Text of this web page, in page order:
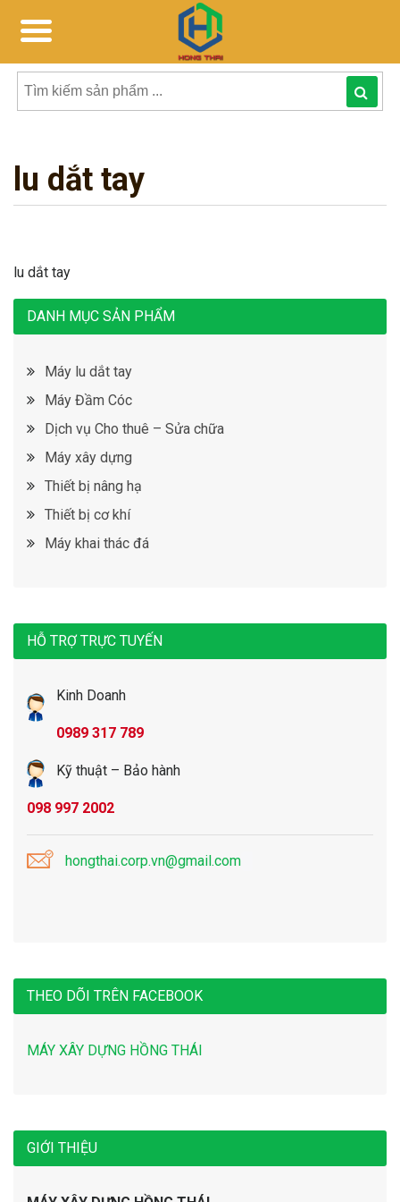
Tìm
sản
lu dắt tay
lu dắt tay
DANH MỤC SẢN PHẨM
Máy lu dắt tay
Máy Đầm Cóc
Dịch vụ Cho thuê – Sửa chữa
Máy xây dựng
Thiết bị nâng hạ
Thiết bị cơ khí
Máy khai thác đá
HỖ TRỢ TRỰC TUYẾN
Kinh Doanh
0989 317 789
Kỹ thuật – Bảo hành
098 997 2002
hongthai.corp.vn@gmail.com
THEO DÕI TRÊN FACEBOOK
MÁY XÂY DỰNG HỒNG THÁI
GIỚI THIỆU